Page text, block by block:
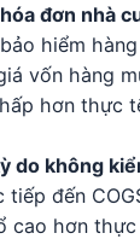
đơn nhà
hiểm
vốn hàng
hơn thực
do không
đến
cao hơn